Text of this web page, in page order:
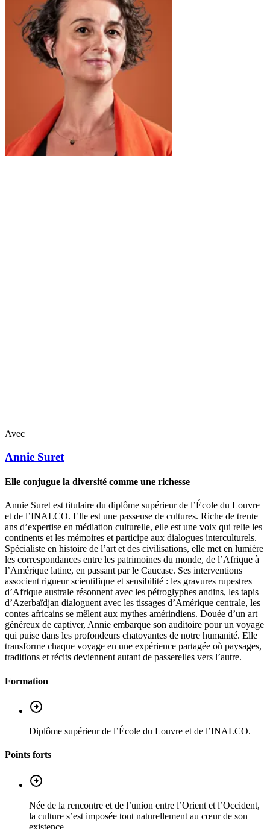
Avec
Annie Suret
Elle conjugue la diversité comme une richesse
Annie Suret est titulaire du diplôme supérieur de l’École du Louvre
et de l’INALCO. Elle est une passeuse de cultures. Riche de trente
ans d’expertise en médiation culturelle, elle est une voix qui relie les
continents et les mémoires et participe aux dialogues interculturels.
Spécialiste en histoire de l’art et des civilisations, elle met en lumière
les correspondances entre les patrimoines du monde, de l’Afrique à
l’Amérique latine, en passant par le Caucase. Ses interventions
associent rigueur scientifique et sensibilité : les gravures rupestres
d’Afrique australe résonnent avec les pétroglyphes andins, les tapis
d’Azerbaïdjan dialoguent avec les tissages d’Amérique centrale, les
contes africains se mêlent aux mythes amérindiens. Douée d’un art
généreux de captiver, Annie embarque son auditoire pour un voyage
qui puise dans les profondeurs chatoyantes de notre humanité. Elle
transforme chaque voyage en une expérience partagée où paysages,
traditions et récits deviennent autant de passerelles vers l’autre.
Formation
Diplôme supérieur de l’École du Louvre et de l’INALCO.
Points forts
Née de la rencontre et de l’union entre l’Orient et l’Occident,
la culture s’est imposée tout naturellement au cœur de son
existence